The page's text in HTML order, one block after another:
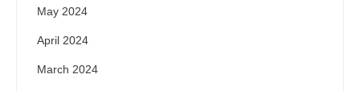
May 2024
April 2024
March 2024